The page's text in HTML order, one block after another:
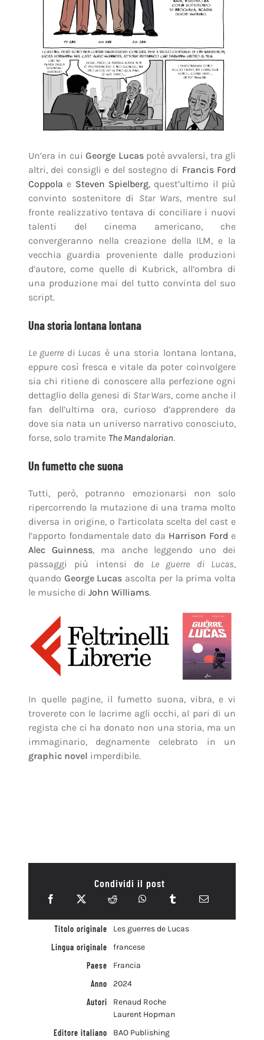
Un’era in cuiGeorge Lucaspotè avvalersi, tra gli
altri, dei consigli e del sostegno di Francis Ford
Coppola e Steven Spielberg, quest’ultimo il più
convinto sostenitore di Star Wars, mentre sul
fronte realizzativo tentava di conciliare i nuovi
talenti del cinema americano, che
convergeranno nella creazione della ILM, e la
vecchia guardia proveniente dalle produzioni
d’autore, come quelle di Kubrick, all’ombra di
una produzione mai del tutto convinta del suo
script.
Una storia lontana lontana
Le guerre di Lucas è una storia lontana lontana,
eppure così fresca e vitale da poter coinvolgere
sia chi ritiene di conoscere alla perfezione ogni
dettaglio della genesi di Star Wars, come anche il
fan dell’ultima ora, curioso d’apprendere da
dove sia nata un universo narrativo conosciuto,
forse, solo tramite The Mandalorian.
Un fumetto che suona
Tutti, però, potranno emozionarsi non solo
ripercorrendo la mutazione di una trama molto
diversa in origine, o l’articolata scelta del cast e
l’apporto fondamentale dato da Harrison Ford e
Alec Guinness, ma anche leggendo uno dei
passaggi più intensi de Le guerre di Lucas,
quando George Lucas ascolta per la prima volta
le musiche di John Williams.
In quelle pagine, il fumetto suona, vibra, e vi
troverete con le lacrime agli occhi, al pari di un
regista che ci ha donato non una storia, ma un
immaginario, degnamente celebrato in un
graphic novel imperdibile.
Condividi il post
Titolo originale
Les guerres de Lucas
Lingua originale
francese
Paese
Francia
Anno
2024
Autori
Renaud Roche
Laurent Hopman
Editore italiano
BAO Publishing